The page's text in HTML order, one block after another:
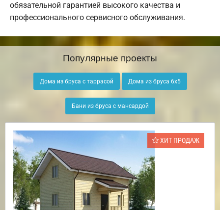
обязательной гарантией высокого качества и
профессионального сервисного обслуживания.
Популярные проекты
Дома из бруса с таррасой Дома из бруса 6х5
Бани из бруса с мансардой
ХИТ ПРОДАЖ